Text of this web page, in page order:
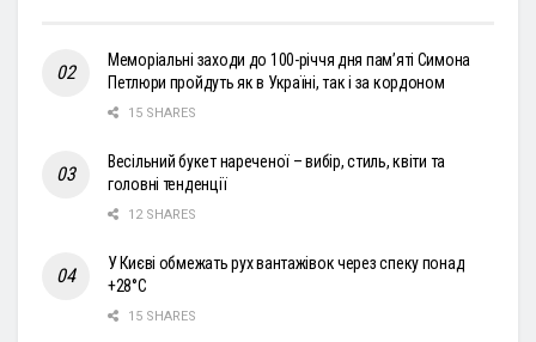
Меморіальні заходи до 100-річчя дня пам’яті Симона
Петлюри пройдуть як в Україні, так і за кордоном
15 SHARES
Весільний букет нареченої – вибір, стиль, квіти та
головні тенденції
12 SHARES
У Києві обмежать рух вантажівок через спеку понад
+28°С
15 SHARES